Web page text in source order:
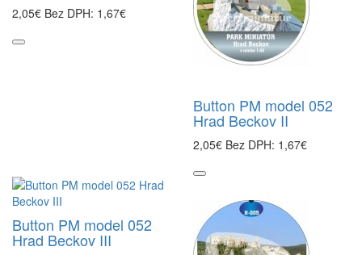
2,05€ Bez DPH: 1,67€
Button PM model 052
Hrad Beckov II
2,05€ Bez DPH: 1,67€
Button PM model 052
Hrad Beckov III